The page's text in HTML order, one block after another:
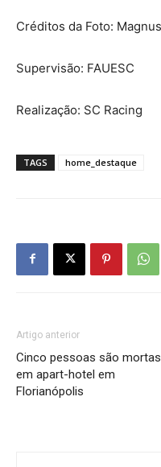
Créditos da Foto:
Supervisão: FAUESC
Realização: SC Racing
TAGS home_destaque
Artigo anterior
Cinco pessoas são mortas
em apart-hotel em
Florianópolis